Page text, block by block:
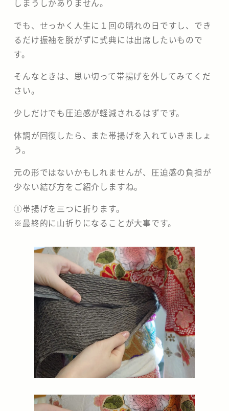
しまうしかありません。
でも、せっかく人生に１回の晴れの日ですし、でき
るだけ振袖を脱がずに式典には出席したいもので
す。
そんなときは、思い切って帯揚げを外してみてくだ
さい。
少しだけでも圧迫感が軽減されるはずです。
体調が回復したら、また帯揚げを入れていきましょ
う。
元の形ではないかもしれませんが、圧迫感の負担が
少ない結び方をご紹介しますね。
①帯揚げを三つに折ります。
※最終的に山折りになることが大事です。